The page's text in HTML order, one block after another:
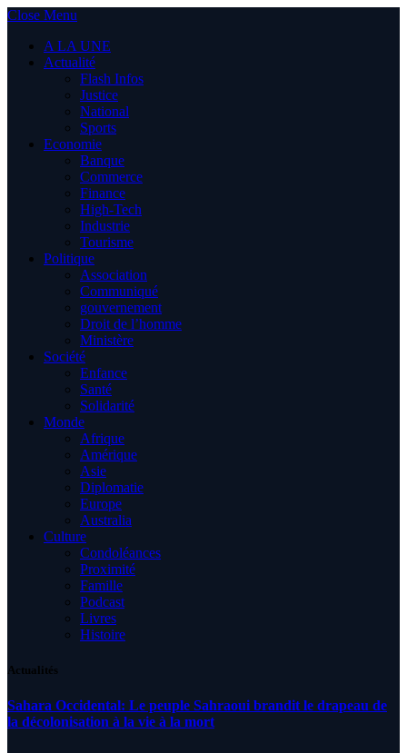
Close Menu
A LA UNE
Actualité
Flash Infos
Justice
National
Sports
Economie
Banque
Commerce
Finance
High-Tech
Industrie
Tourisme
Politique
Association
Communiqué
gouvernement
Droit de l’homme
Ministère
Société
Enfance
Santé
Solidarité
Monde
Afrique
Amérique
Asie
Diplomatie
Europe
Australia
Culture
Condoléances
Proximité
Famille
Podcast
Livres
Histoire
Actualités
Sahara Occidental: Le peuple Sahraoui brandit le drapeau de
la décolonisation à la vie à la mort